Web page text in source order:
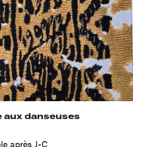
aux danseuses
après J-C